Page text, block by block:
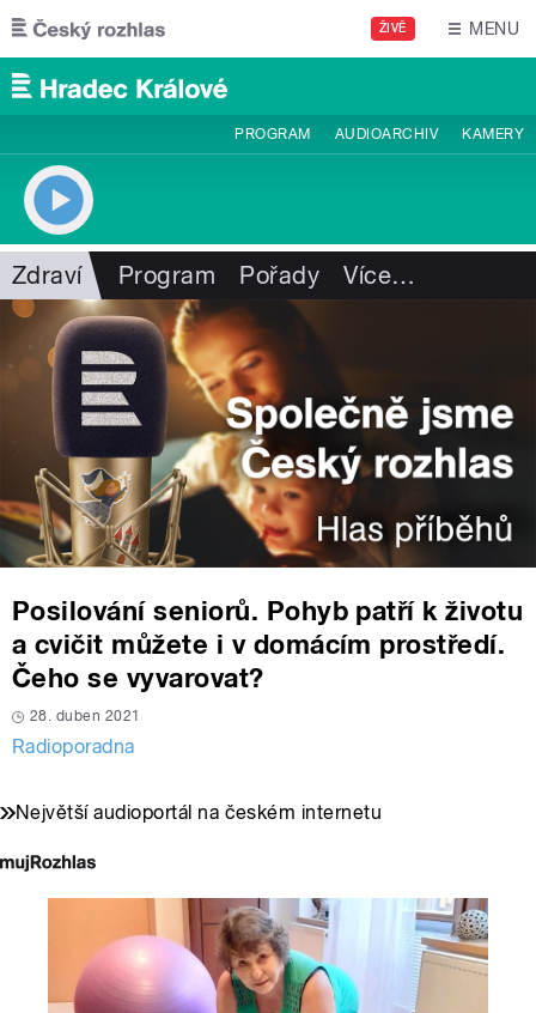
Přejít k hlavnímu obsahu
ŽIVĚ MENU
PROGRAM AUDIOARCHIV KAMERY
Zdraví Program Pořady Více…
Posilování seniorů. Pohyb patří k životu
a cvičit můžete i v domácím prostředí.
Čeho se vyvarovat?
28. duben 2021
Radioporadna
Největší audioportál na českém internetu